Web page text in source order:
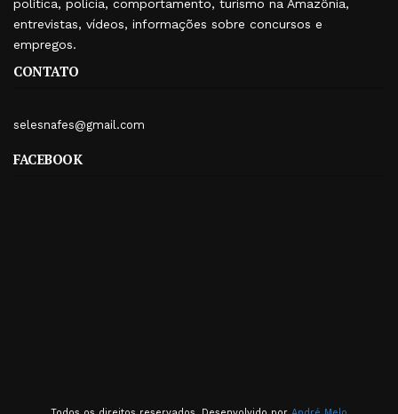
política, polícia, comportamento, turismo na Amazônia,
entrevistas, vídeos, informações sobre concursos e
empregos.
CONTATO
selesnafes@gmail.com
FACEBOOK